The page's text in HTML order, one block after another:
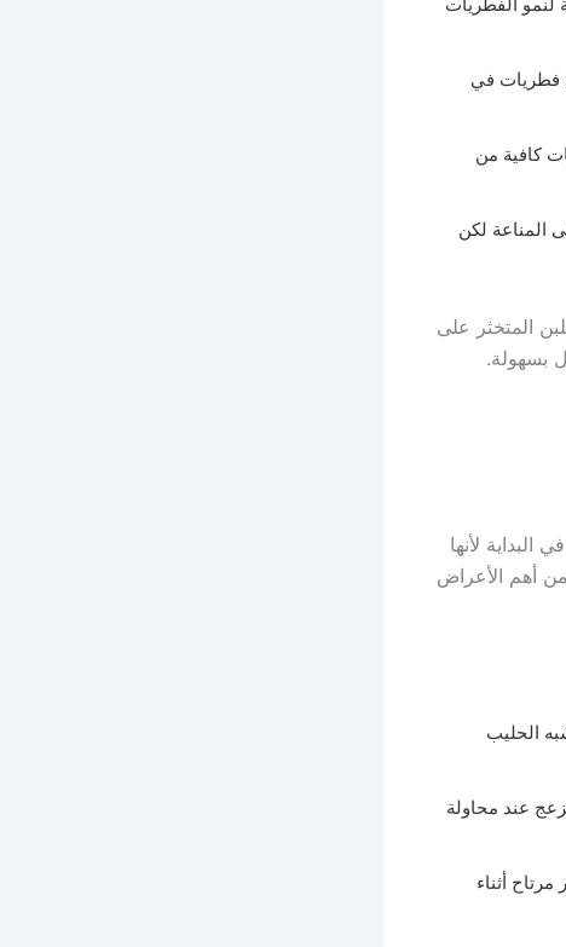
لنمو الفطريات
فطريات في
كافية من
المناعة لكن
المتخثر على
بسهولة.
لأنها
أهم الأعراض
الحليب
عند محاولة
أثناء